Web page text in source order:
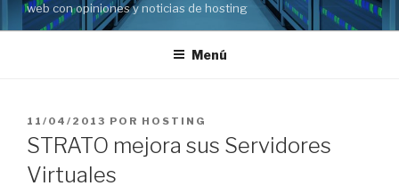
web con opiniones y noticias de hosting
Menú
PUBLICADO
EL
11/04/2013 POR HOSTING
STRATO mejora sus Servidores
Virtuales